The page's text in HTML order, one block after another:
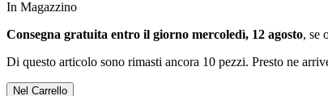
In Magazzino
Consegna gratuita entro il giorno mercoledì, 12 agosto, se
Di questo articolo sono rimasti ancora 10 pezzi. Presto ne
Nel Carrello